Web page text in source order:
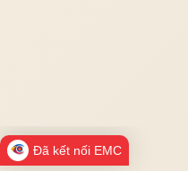
Đã kết nối EMC